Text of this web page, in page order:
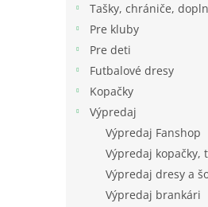
Tašky, chrániče,
Pre kluby
Pre deti
Futbalové dresy
Kopačky
Výpredaj
Výpredaj Fanshop
Výpredaj kopačky,
Výpredaj dresy a
Výpredaj brankári